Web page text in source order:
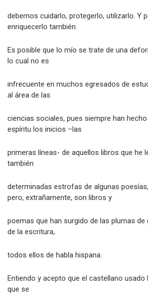
debemos cuidarlo, protegerlo, utilizarlo. Y
enriquecerlo también.
Es posible que lo mío se trate de una
lo cual no es
infrecuente en muchos egresados de
al área de las
ciencias sociales, pues siempre han
espíritu los inicios –las
primeras líneas- de aquellos libros que he
también
determinadas estrofas de algunas poesías,
pero, extrañamente, son libros y
poemas que han surgido de las plumas
de la escritura,
todos ellos de habla hispana.
Entiendo y acepto que el castellano usado
que se